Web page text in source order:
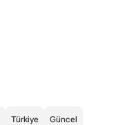
Türkiye Güncel